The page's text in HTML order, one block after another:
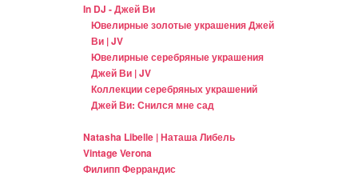
In DJ - Джей Ви
Ювелирные золотые украшения Джей
Ви | JV
Ювелирные серебряные украшения
Джей Ви | JV
Коллекции серебряных украшений
Джей Ви: Снился мне сад
Natasha Libelle | Наташа Либель
Vintage Verona
Филипп Феррандис